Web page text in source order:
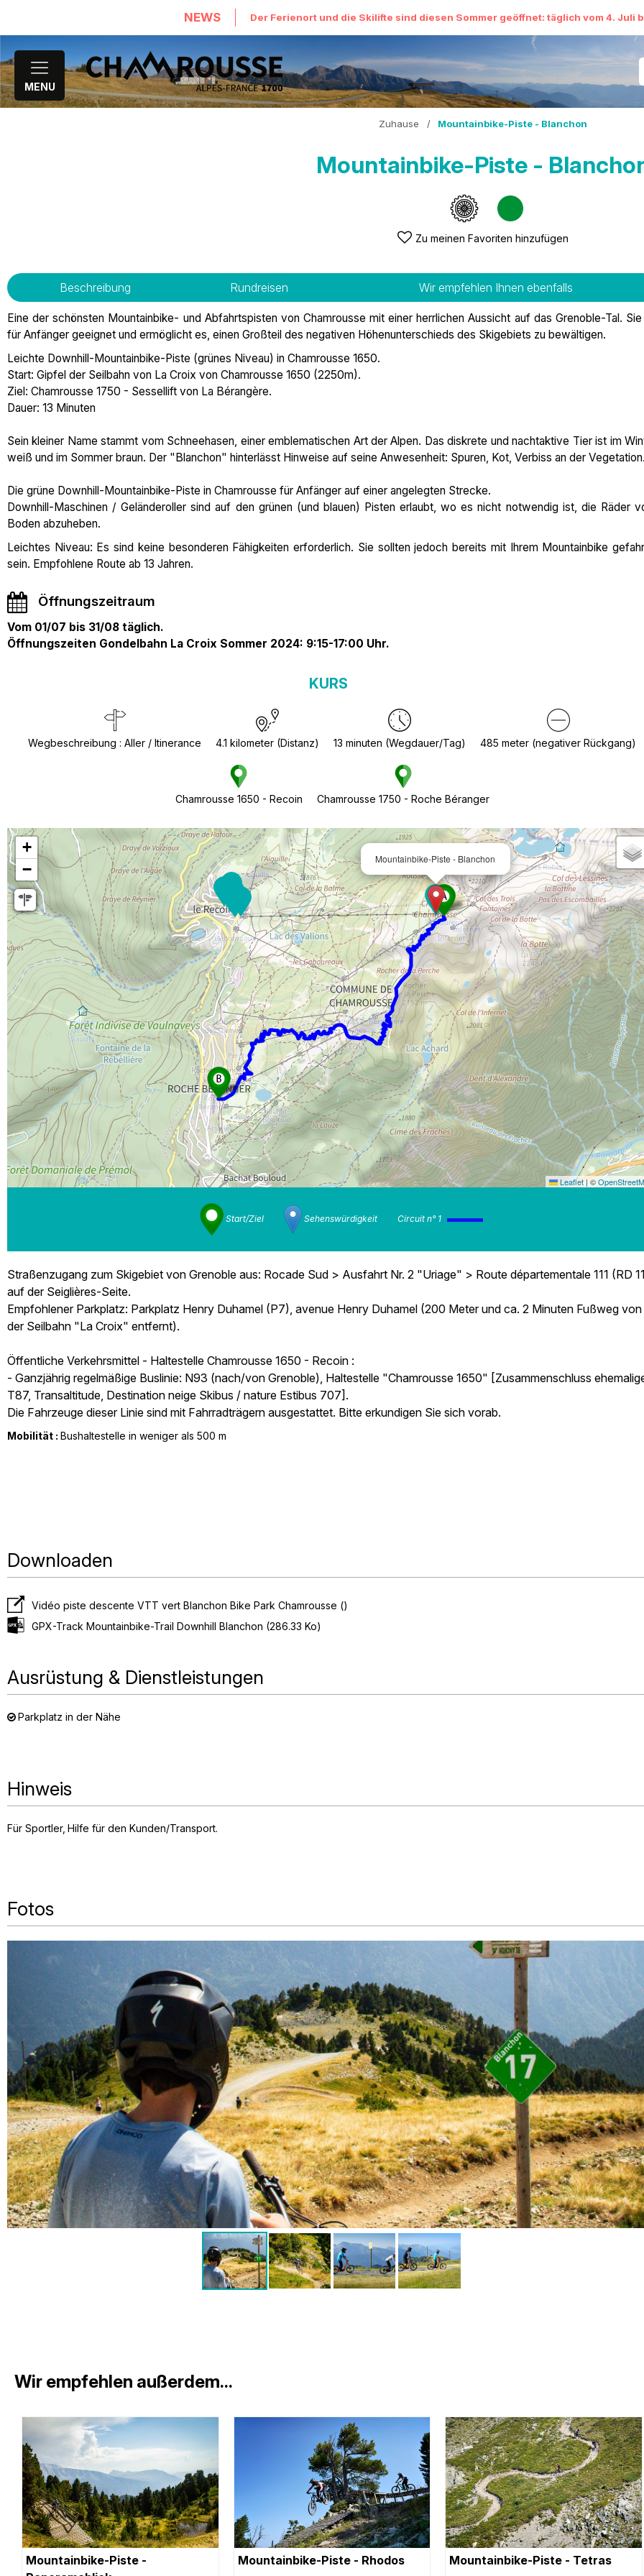
NEWS Der Ferienort und die Skilifte sind diesen Sommer geöffnet: täglich vom 4. Juli
MENU
Zuhause / Mountainbike-Piste - Blanchon
Mountainbike-Piste -
Zu meinen Favoriten hinzufügen
Beschreibung Rundreisen Wir empfehlen Ihnen ebenfalls
Eine der schönsten Mountainbike- und Abfahrtspisten von Chamrousse mit einer herrlichen Aussicht auf das Grenoble-Tal.
für Anfänger geeignet und ermöglicht es, einen Großteil des negativen Höhenunterschieds des Skigebiets zu bewältigen.
Leichte Downhill-Mountainbike-Piste (grünes Niveau) in Chamrousse 1650.
Start: Gipfel der Seilbahn von La Croix von Chamrousse 1650 (2250m).
Ziel: Chamrousse 1750 - Sessellift von La Bérangère.
Dauer: 13 Minuten
Sein kleiner Name stammt vom Schneehasen, einer emblematischen Art der Alpen. Das diskrete und nachtaktive Tier ist im
weiß und im Sommer braun. Der "Blanchon" hinterlässt Hinweise auf seine Anwesenheit: Spuren, Kot, Verbiss an der
Die grüne Downhill-Mountainbike-Piste in Chamrousse für Anfänger auf einer angelegten Strecke.
Downhill-Maschinen / Geländeroller sind auf den grünen (und blauen) Pisten erlaubt, wo es nicht notwendig ist, die Räder
Boden abzuheben.
Leichtes Niveau: Es sind keine besonderen Fähigkeiten erforderlich. Sie sollten jedoch bereits mit Ihrem Mountainbike
sein. Empfohlene Route ab 13 Jahren.
Öffnungszeitraum
Vom 01/07 bis 31/08 täglich.
Öffnungszeiten Gondelbahn La Croix Sommer 2024: 9:15-17:00 Uhr.
KURS
Wegbeschreibung : Aller / Itinerance 4.1 kilometer (Distanz) 13 minuten (Wegdauer/Tag) 485 meter (negativer Rückgang)
Chamrousse 1650 - Recoin Chamrousse 1750 - Roche Béranger
Mountainbike-Piste - Blanchon
+
−
Leaflet|©
Start/Ziel Sehenswürdigkeit Circuit n° 1
Straßenzugang zum Skigebiet von Grenoble aus: Rocade Sud > Ausfahrt Nr. 2 "Uriage" > Route départementale 111 (RD
auf der Seiglières-Seite.
Empfohlener Parkplatz: Parkplatz Henry Duhamel (P7), avenue Henry Duhamel (200 Meter und ca. 2 Minuten Fußweg von
der Seilbahn "La Croix" entfernt).
Öffentliche Verkehrsmittel - Haltestelle Chamrousse 1650 - Recoin :
- Ganzjährig regelmäßige Buslinie: N93 (nach/von Grenoble), Haltestelle "Chamrousse 1650" [Zusammenschluss
T87, Transaltitude, Destination neige Skibus / nature Estibus 707].
Die Fahrzeuge dieser Linie sind mit Fahrradträgern ausgestattet. Bitte erkundigen Sie sich vorab.
Mobilität : Bushaltestelle in weniger als 500 m
Downloaden
Vidéo piste descente VTT vert Blanchon Bike Park Chamrousse ()
GPX-Track Mountainbike-Trail Downhill Blanchon (286.33 Ko)
Ausrüstung & Dienstleistungen
Parkplatz in der Nähe
Hinweis
Für Sportler Hilfe für den Kunden/Transport
Fotos
Wir empfehlen außerdem...
Mountainbike-Piste -
Mountainbike-Piste - Rhodos Mountainbike-Piste - Tetras